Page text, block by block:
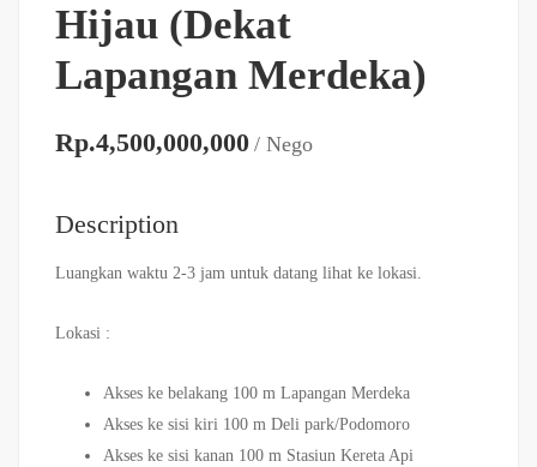
Hijau (Dekat
Lapangan Merdeka)
Rp.4,500,000,000 / Nego
Description
Luangkan waktu 2-3 jam untuk datang lihat ke lokasi.
Lokasi :
Akses ke belakang 100 m Lapangan Merdeka
Akses ke sisi kiri 100 m Deli park/Podomoro
Akses ke sisi kanan 100 m Stasiun Kereta Api